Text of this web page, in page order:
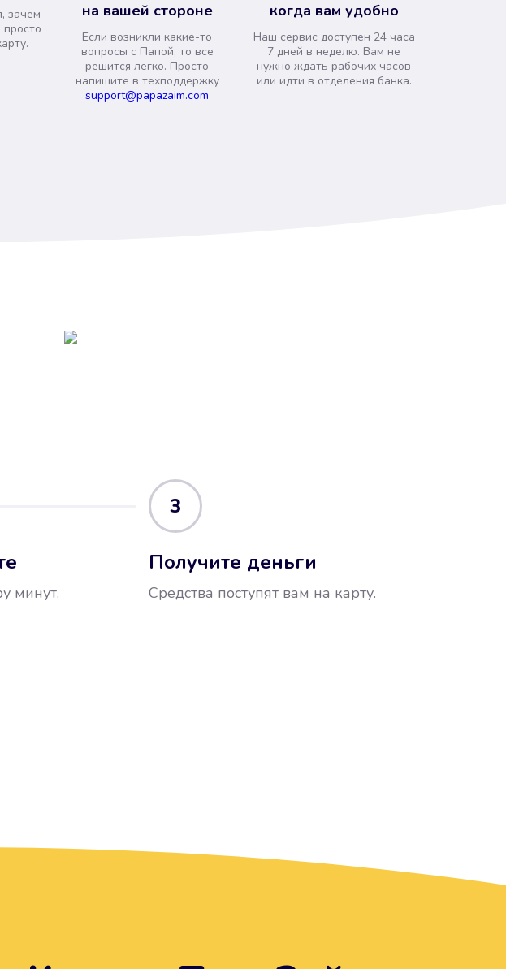
зачем
на вашей стороне
Если возникли какие-то
вопросы с Папой, то все
решится легко. Просто
напишите в техподдержку
support@papazaim.com
когда вам удобно
Наш сервис доступен 24 часа
7 дней в неделю. Вам не
нужно ждать рабочих часов
или идти в отделения банка.
минут.
3
Получите деньги
Средства поступят вам на карту.